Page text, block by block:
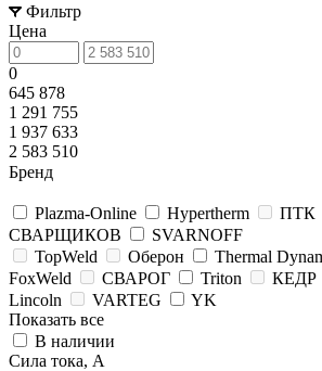
Фильтр
Цена
0
645 878
1 291 755
1 937 633
2 583 510
Бренд
Plazma-Online Hypertherm ПТК
СВАРЩИКОВ
SVARNOFF
TopWeld
Оберон Thermal
FoxWeld
СВАРОГ Triton КЕДР
Lincoln
VARTEG
YK
Показать все
В наличии
Сила тока, А